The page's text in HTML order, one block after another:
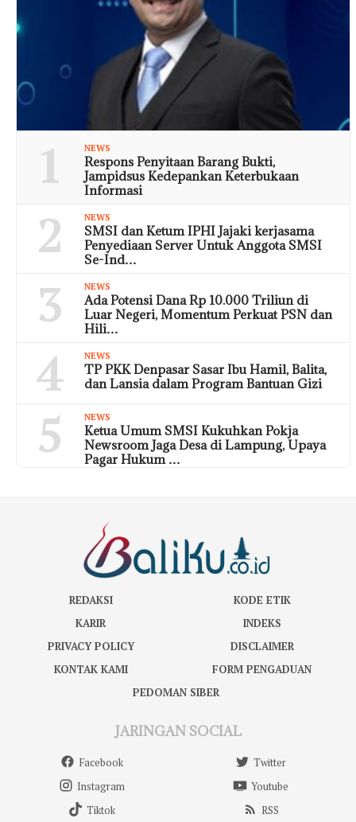
1 NEWS
Respons Penyitaan Barang Bukti,
Jampidsus Kedepankan Keterbukaan
Informasi
2 NEWS
SMSI dan Ketum IPHI Jajaki kerjasama
Penyediaan Server Untuk Anggota SMSI
Se-Ind…
3 NEWS
Ada Potensi Dana Rp 10.000 Triliun di
Luar Negeri, Momentum Perkuat PSN dan
Hili…
4 NEWS
TP PKK Denpasar Sasar Ibu Hamil, Balita,
dan Lansia dalam Program Bantuan Gizi
5 NEWS
Ketua Umum SMSI Kukuhkan Pokja
Newsroom Jaga Desa di Lampung, Upaya
Pagar Hukum …
REDAKSI
KODE ETIK
KARIR
INDEKS
PRIVACY POLICY
DISCLAIMER
KONTAK KAMI
FORM PENGADUAN
PEDOMAN SIBER
JARINGAN SOCIAL
Facebook
Twitter
Instagram
Youtube
Tiktok
RSS